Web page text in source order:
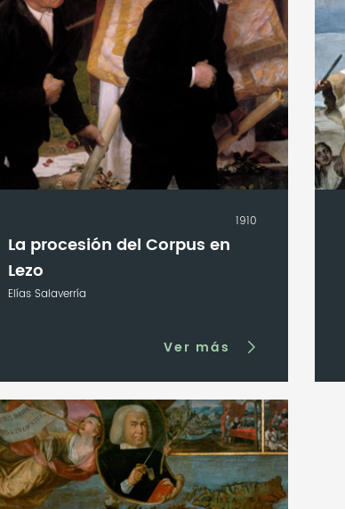
1910
La procesión del Corpus en
Lezo
Elías Salaverría
Ver más